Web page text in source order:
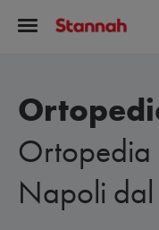
Ortopedia
Napoli dal